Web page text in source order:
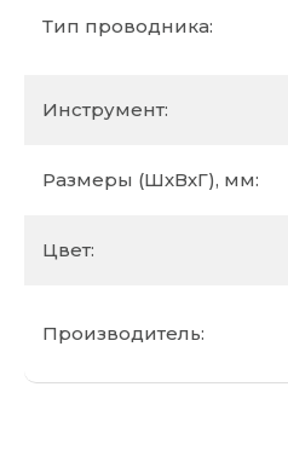
Тип проводника:
Инструмент:
Размеры (ШхВхГ), мм:
Цвет:
Производитель: